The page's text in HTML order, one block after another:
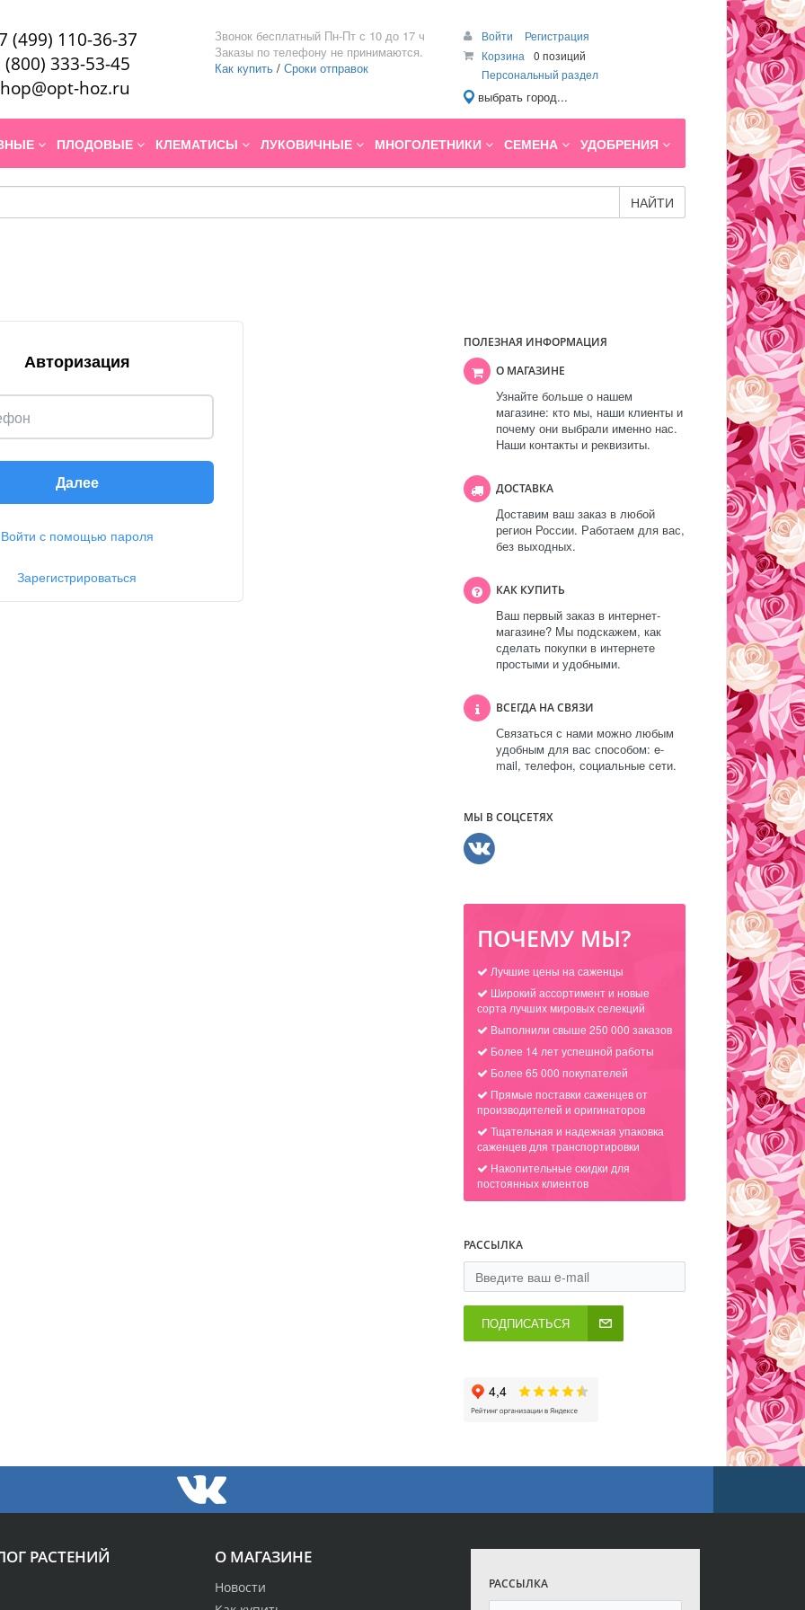
(499) 110-36-37
(800) 333-53-45
hoz.ru
Звонок бесплатный Пн-Пт с 10 до 17 ч
Заказы по телефону не принимаются.
Как купить / Сроки отправок
Войти
Регистрация
Корзина
0 позиций
Персональный раздел
выбрать город...
ПЛОДОВЫЕ КЛЕМАТИСЫ ЛУКОВИЧНЫЕ МНОГОЛЕТНИКИ СЕМЕНА УДОБРЕНИЯ
НАЙТИ
Авторизация
Далее
Войти с помощью пароля
Зарегистрироваться
ПОЛЕЗНАЯ ИНФОРМАЦИЯ
О МАГАЗИНЕ
Узнайте больше о нашем
магазине: кто мы, наши клиенты и
почему они выбрали именно нас.
Наши контакты и реквизиты.
ДОСТАВКА
Доставим ваш заказ в любой
регион России. Работаем для вас,
без выходных.
КАК КУПИТЬ
Ваш первый заказ в интернет-
магазине? Мы подскажем, как
сделать покупки в интернете
простыми и удобными.
ВСЕГДА НА СВЯЗИ
Связаться с нами можно любым
удобным для вас способом: e-
mail, телефон, социальные сети.
МЫ В СОЦСЕТЯХ
ПОЧЕМУ МЫ?
Лучшие цены на саженцы
Широкий ассортимент и новые
сорта лучших мировых селекций
Выполнили свыше 250 000 заказов
Более 14 лет успешной работы
Более 65 000 покупателей
Прямые поставки саженцев от
производителей и оригинаторов
Тщательная и надежная упаковка
саженцев для транспортировки
Накопительные скидки для
постоянных клиентов
РАССЫЛКА
ПОДПИСАТЬСЯ
О МАГАЗИНЕ
Новости
РАСТЕНИЙ
РАССЫЛКА